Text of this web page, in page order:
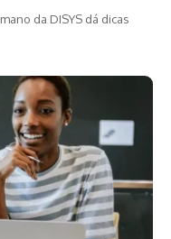
da DISYS dá dicas